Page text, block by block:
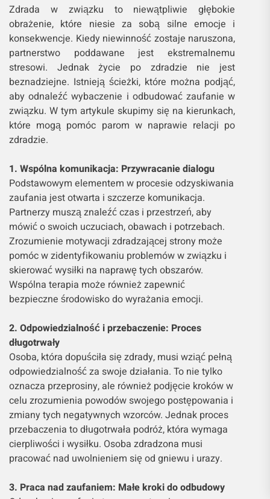
Zdrada w związku to niewątpliwie głębokie
obrażenie, które niesie za sobą silne emocje i
konsekwencje. Kiedy niewinność zostaje naruszona,
partnerstwo poddawane jest ekstremalnemu
stresowi. Jednak życie po zdradzie nie jest
beznadziejne. Istnieją ścieżki, które można podjąć,
aby odnaleźć wybaczenie i odbudować zaufanie w
związku. W tym artykule skupimy się na kierunkach,
które mogą pomóc parom w naprawie relacji po
zdradzie.
1. Wspólna komunikacja: Przywracanie dialogu
Podstawowym elementem w procesie odzyskiwania
zaufania jest otwarta i szczerze komunikacja.
Partnerzy muszą znaleźć czas i przestrzeń, aby
mówić o swoich uczuciach, obawach i potrzebach.
Zrozumienie motywacji zdradzającej strony może
pomóc w zidentyfikowaniu problemów w związku i
skierować wysiłki na naprawę tych obszarów.
Wspólna terapia może również zapewnić
bezpieczne środowisko do wyrażania emocji.
2. Odpowiedzialność i przebaczenie: Proces
długotrwały
Osoba, która dopuściła się zdrady, musi wziąć pełną
odpowiedzialność za swoje działania. To nie tylko
oznacza przeprosiny, ale również podjęcie kroków w
celu zrozumienia powodów swojego postępowania i
zmiany tych negatywnych wzorców. Jednak proces
przebaczenia to długotrwała podróż, która wymaga
cierpliwości i wysiłku. Osoba zdradzona musi
pracować nad uwolnieniem się od gniewu i urazy.
3. Praca nad zaufaniem: Małe kroki do odbudowy